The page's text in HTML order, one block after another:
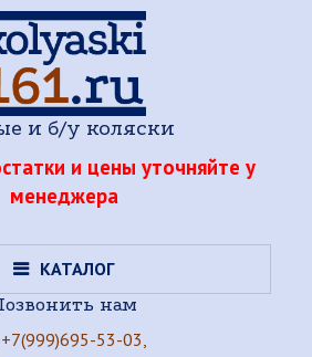
и б/у коляски
и цены уточняйте у
менеджера
КАТАЛОГ
нам
+7(999)695-53-03,